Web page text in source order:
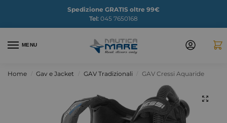
Spedizione GRATIS oltre 99€
Tel: 045 7650168
MENU
Home Gav e Jacket GAV Tradizionali GAV Cressi Aquaride